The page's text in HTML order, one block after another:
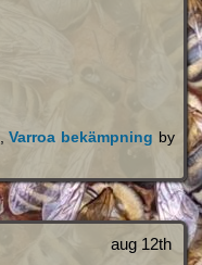
,Varroa bekämpning by
aug 12th